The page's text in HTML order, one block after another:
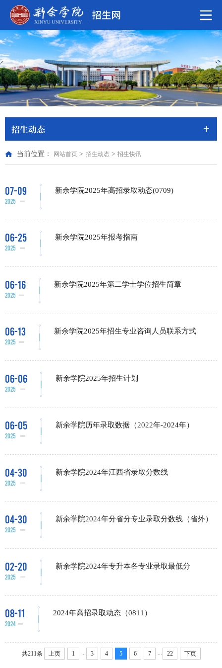
招生动态
当前位置： 网站首页 > 招生动态 > 招生快讯
07-09
2025
新余学院2025年高招录取动态(0709)
06-25
2025
新余学院2025年报考指南
06-16
2025
新余学院2025年第二学士学位招生简章
06-13
2025
新余学院2025年招生专业咨询人员联系方式
06-06
2025
新余学院2025年招生计划
06-05
2025
新余学院历年录取数据（2022年-2024年）
04-30
2025
新余学院2024年江西省录取分数线
04-30
2025
新余学院2024年分省分专业录取分数线（省外）
02-20
2025
新余学院2024年专升本各专业录取最低分
08-11
2024
2024年高招录取动态（0811）
共211条 上页 1 ... 3 4 5 6 7 ... 22 下页